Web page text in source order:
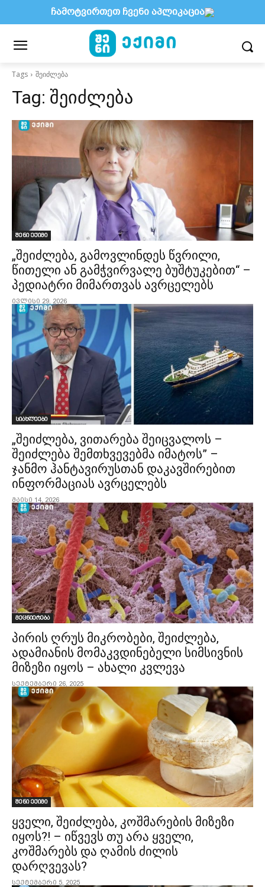
Tags შეიძლება
Tag: შეიძლება
შენი ექიმი
„შეიძლება, გამოვლინდეს წვრილი,
წითელი ან გამჭვირვალე ბუშტუკებით“ –
პედიატრი მიმართვას ავრცელებს
ივლისი 29, 2026
სიახლეები
„შეიძლება, ვითარება შეიცვალოს –
შეიძლება შემთხვევებმა იმატოს” –
ჯანმო ჰანტავირუსთან დაკავშირებით
ინფორმაციას ავრცელებს
მაისი 14, 2026
მეცნიერება
პირის ღრუს მიკრობები, შეიძლება,
ადამიანის მომაკვდინებელი სიმსივნის
მიზეზი იყოს – ახალი კვლევა
სექტემბერი 26, 2025
შენი ექიმი
ყველი, შეიძლება, კოშმარების მიზეზი
იყოს?! – იწვევს თუ არა ყველი,
კოშმარებს და ღამის ძილის
დარღვევას?
სექტემბერი 5, 2025
ჩამოტვირთეთ ჩვენი აპლიკაცია